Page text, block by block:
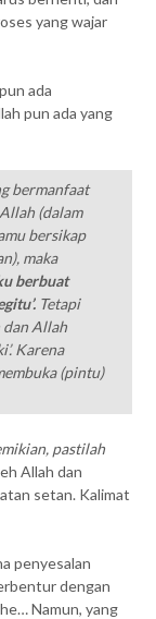
yang wajar
ada
pun ada yang
bermanfaat
(dalam
bersikap
maka
berbuat
Tetapi
dan Allah
Karena
(pintu)
pastilah
Allah dan
setan. Kalimat
penyesalan
dengan
Namun, yang